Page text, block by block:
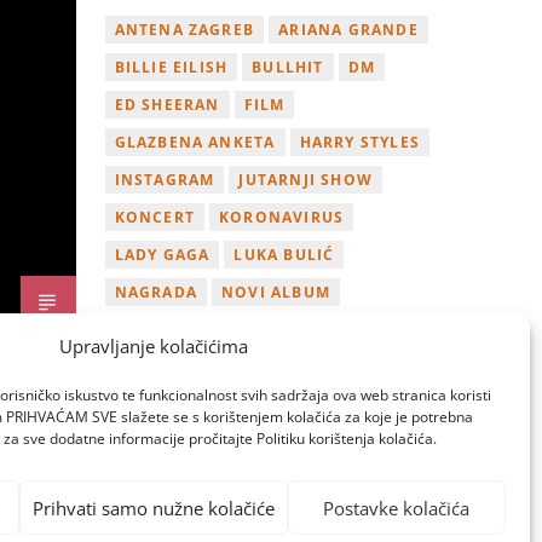
Upravljanje kolačićima
iskustvo te funkcionalnost svih sadržaja ova web stranica koristi
SVE slažete se s korištenjem kolačića za koje je potrebna
sve dodatne informacije pročitajte Politiku korištenja kolačića.
Prihvati samo nužne kolačiće Postavke kolačića
ANTENA ZAGREB
ARIANA GRANDE
BILLIE EILISH
BULLHIT
DM
ED SHEERAN
FILM
GLAZBENA ANKETA
HARRY STYLES
INSTAGRAM
JUTARNJI SHOW
KONCERT
KORONAVIRUS
LADY GAGA
LUKA BULIĆ
NAGRADA
NOVI ALBUM
TWITTER
VIDEO
YOUTUBE
ZAGREB